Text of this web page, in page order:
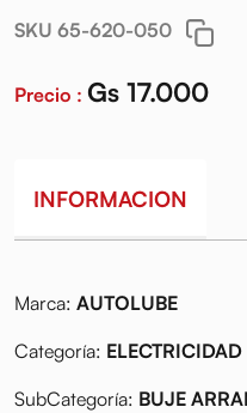
SKU 65-620-050
Precio : Gs 17.000
INFORMACION
Marca: AUTOLUBE
Categoría: ELECTRICIDAD
SubCategoría: BUJE